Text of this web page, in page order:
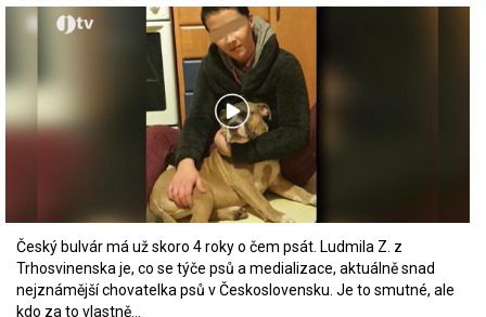
Český bulvár má už skoro 4 roky o čem psát. Ludmila Z. z
Trhosvinenska je, co se týče psů a medializace, aktuálně snad
nejznámější chovatelka psů v Československu. Je to smutné, ale
kdo za to vlastně…